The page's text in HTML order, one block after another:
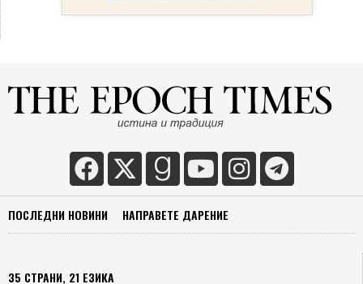
ПОСЛЕДНИ НОВИНИ НАПРАВЕТЕ ДАРЕНИЕ
35 СТРАНИ, 21 ЕЗИКА